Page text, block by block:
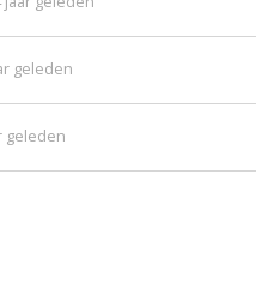
geleden
geleden